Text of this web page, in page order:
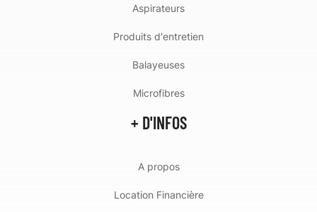
Aspirateurs
Produits d'entretien
Balayeuses
Microfibres
+ D'INFOS
A propos
Location Financière